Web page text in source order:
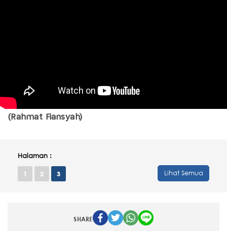
(Rahmat Fiansyah)
Halaman :
1 2 3 Lihat Semua
SHARE